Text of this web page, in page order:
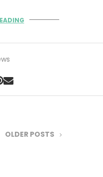
OLDER POSTS